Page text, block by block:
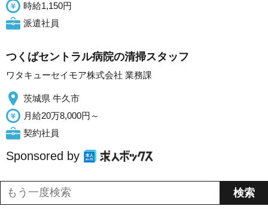
時給1,150円
派遣社員
つくばセントラル病院の清掃スタッフ
ワタキューセイモア株式会社 業務課
茨城県 牛久市
月給20万8,000円～
契約社員
Sponsored by